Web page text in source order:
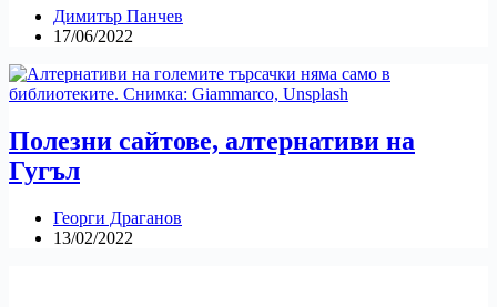
Димитър Панчев
17/06/2022
Полезни сайтове, алтернативи на
Гугъл
Георги Драганов
13/02/2022